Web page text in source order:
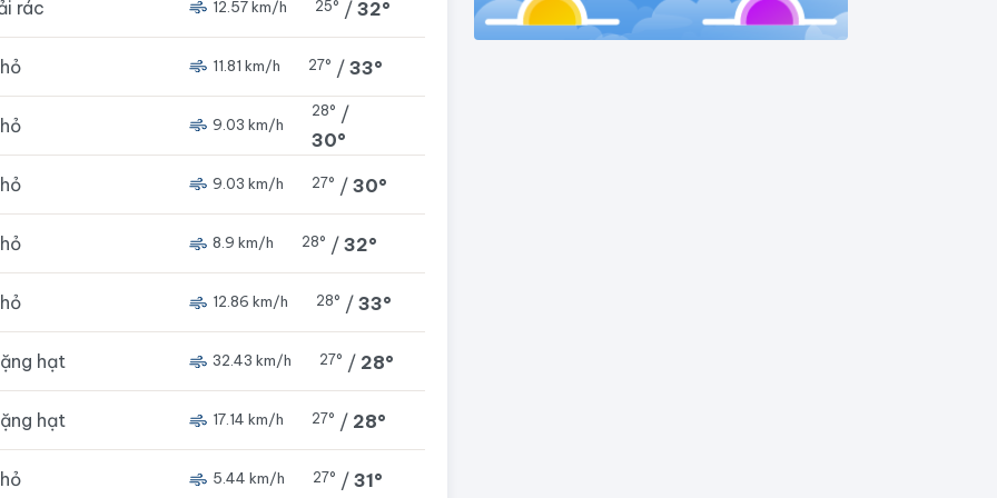
rác 12.57 km/h 25° / 32°
11.81 km/h 27° / 33°
9.03 km/h
28° /
30°
9.03 km/h 27° / 30°
8.9 km/h 28° / 32°
12.86 km/h 28° / 33°
hạt 32.43 km/h 27° / 28°
hạt 17.14 km/h 27° / 28°
5.44 km/h 27° / 31°